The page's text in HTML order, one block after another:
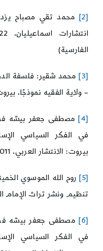
[2]
محمد تقي مصباح
الفارسية)
[3]
محمد شقير: فلسفة
– ولاية الفقيه نموذجًا، بيروت: دار
[4]
مصطفى جعفر بيشه
في الفكر السياسي
بيروت: الانتشار العربي، 2011 م، ص 355.
[5]
روح الله الموسوي
تنظيم ونشر تراث الإمام الخميني، 1429
[6]
مصطفى جعفر بيشه
في الفكر السياسي